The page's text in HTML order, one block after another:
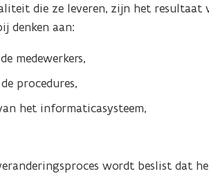
die ze leveren, zijn het
denken aan:
medewerkers,
procedures,
het informaticasysteem,
wordt beslist dat